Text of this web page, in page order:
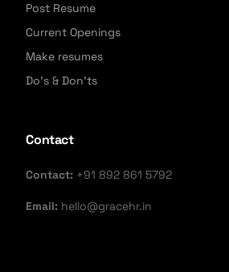
Post Resume
Current Openings
Make resumes
Do's & Don'ts
Contact
Contact: +91 892 861 5792
Email: hello@gracehr.in